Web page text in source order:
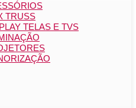
TRUSS
TELAS E TVS